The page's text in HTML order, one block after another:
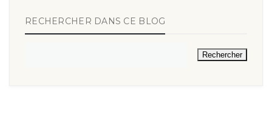
RECHERCHER DANS CE BLOG